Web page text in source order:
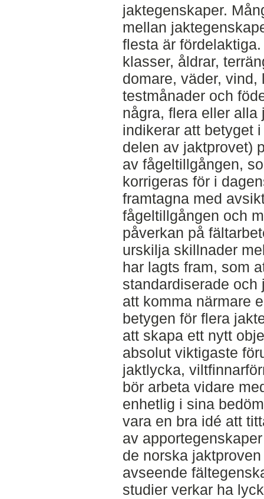
jaktegenskaper.
mellan
flesta är
klasser, åldrar,
domare, väder, vind,
testmånader och
några, flera eller alla
indikerar att betyget
delen av jaktprovet)
av fågeltillgången,
korrigeras för i
framtagna med
fågeltillgången och
påverkan på
urskilja skillnader
har lagts fram, som
standardiserade och
att komma närmare
betygen för flera
att skapa ett nytt
absolut viktigaste
jaktlycka,
bör arbeta vidare
enhetlig i sina
vara en bra idé att
av
de norska
avseende
studier verkar ha